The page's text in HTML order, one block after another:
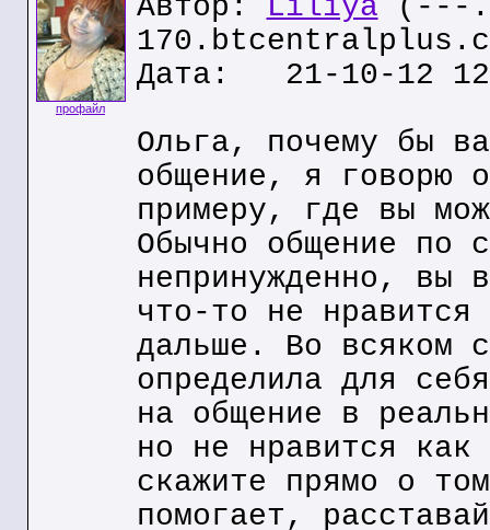
профайл
Автор: Liliya (---
Дата: 21-10-12
Ольга, почему бы
общение, я говорю
примеру, где вы
Обычно общение по
непринужденно, вы
что-то не
дальше. Во всяком
определила для
на общение в
но не нравится
скажите прямо о
помогает,